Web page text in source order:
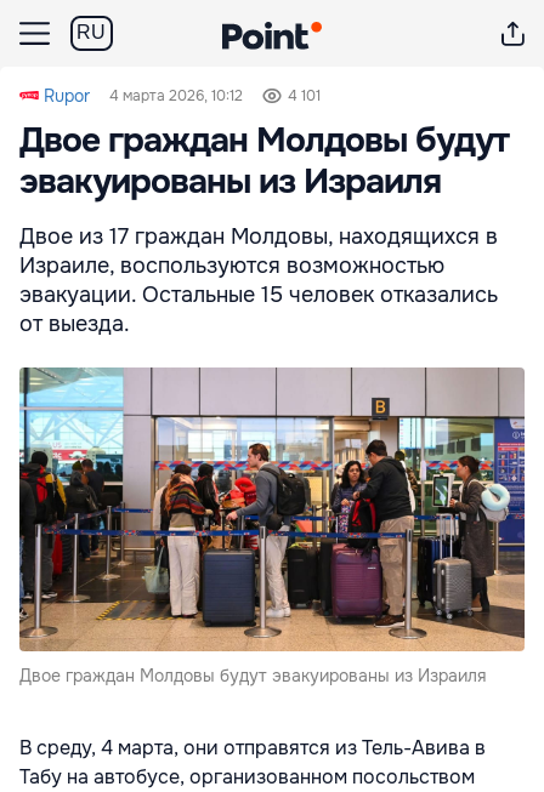
RU
Rupor 4 марта 2026, 10:12 4 101
Двое граждан Молдовы будут
эвакуированы из Израиля
Двое из 17 граждан Молдовы, находящихся в
Израиле, воспользуются возможностью
эвакуации. Остальные 15 человек отказались
от выезда.
Двое граждан Молдовы будут эвакуированы из Израиля
В среду, 4 марта, они отправятся из Тель-Авива в
Табу на автобусе, организованном посольством